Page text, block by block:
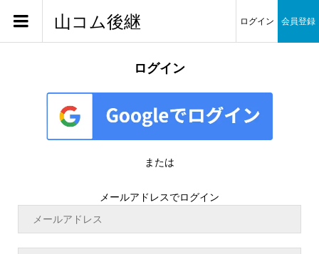
山コム後継 ログイン 会員登録
ログイン
または
メールアドレスでログイン